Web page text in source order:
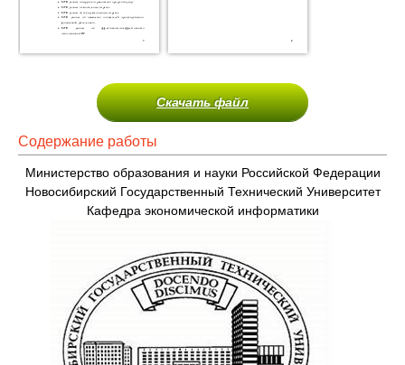
Скачать файл
Содержание работы
Министерство образования и науки Российской Федерации
Новосибирский Государственный Технический Университет
Кафедра экономической информатики